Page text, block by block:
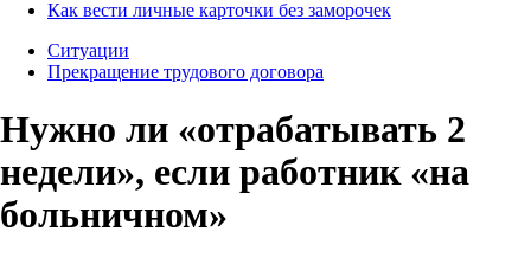
Как вести личные карточки без заморочек
Ситуации
Прекращение трудового договора
Нужно ли «отрабатывать 2
недели», если работник «на
больничном»